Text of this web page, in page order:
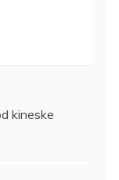
kineske